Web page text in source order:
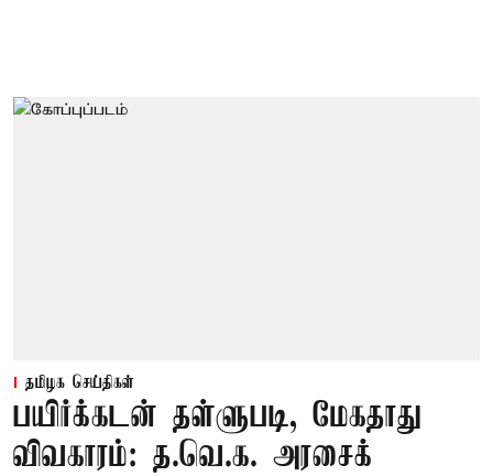
தமிழக செய்திகள்
பயிர்க்கடன் தள்ளுபடி, மேகதாது
விவகாரம்: த.வெ.க. அரசைக்